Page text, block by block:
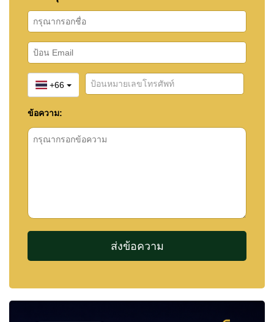
+66
ข้อความ: